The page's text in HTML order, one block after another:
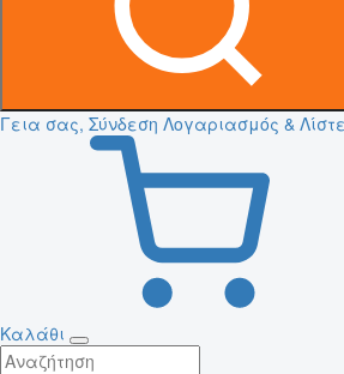
Γεια σας, Σύνδεση Λογαριασμός &
Καλάθι